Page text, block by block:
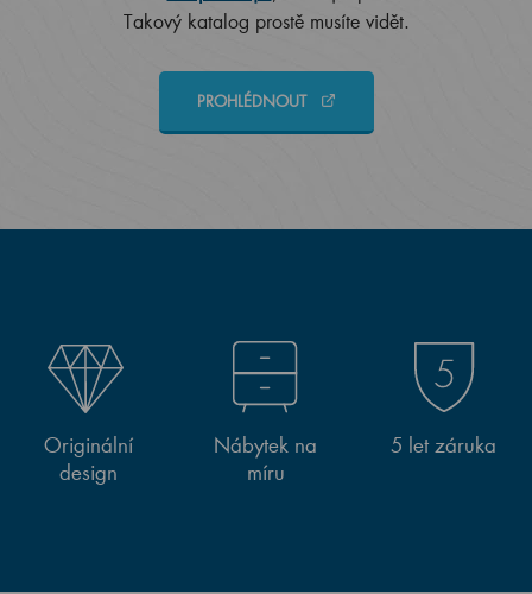
Takový katalog prostě musíte vidět.
PROHLÉDNOUT
Originální
design
Nábytek na
míru
5 let záruka